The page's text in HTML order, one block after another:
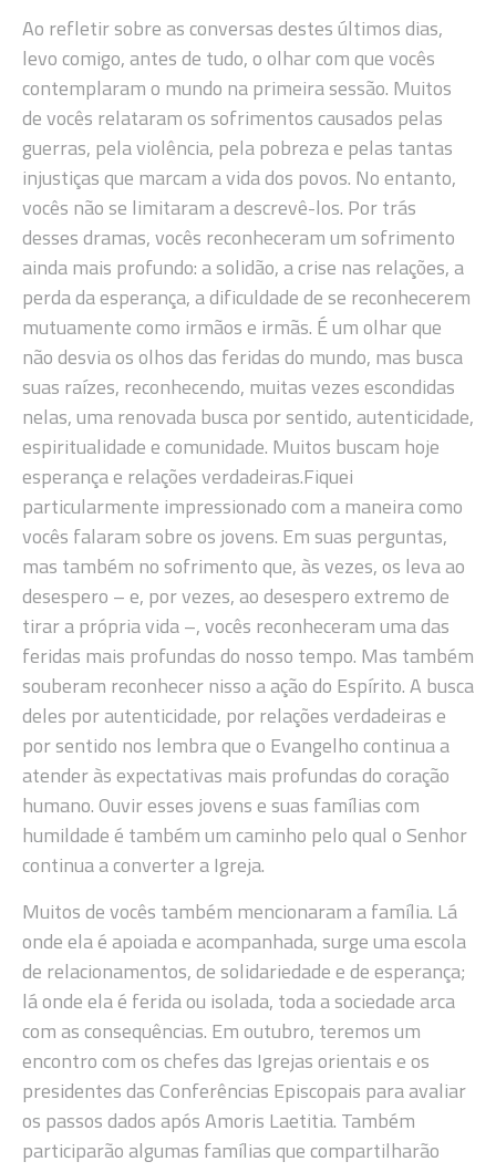
Ao refletir sobre as conversas destes últimos dias,
levo comigo, antes de tudo, o olhar com que vocês
contemplaram o mundo na primeira sessão. Muitos
de vocês relataram os sofrimentos causados pelas
guerras, pela violência, pela pobreza e pelas tantas
injustiças que marcam a vida dos povos. No entanto,
vocês não se limitaram a descrevê-los. Por trás
desses dramas, vocês reconheceram um sofrimento
ainda mais profundo: a solidão, a crise nas relações, a
perda da esperança, a dificuldade de se reconhecerem
mutuamente como irmãos e irmãs. É um olhar que
não desvia os olhos das feridas do mundo, mas busca
suas raízes, reconhecendo, muitas vezes escondidas
nelas, uma renovada busca por sentido, autenticidade,
espiritualidade e comunidade. Muitos buscam hoje
esperança e relações verdadeiras.Fiquei
particularmente impressionado com a maneira como
vocês falaram sobre os jovens. Em suas perguntas,
mas também no sofrimento que, às vezes, os leva ao
desespero – e, por vezes, ao desespero extremo de
tirar a própria vida –, vocês reconheceram uma das
feridas mais profundas do nosso tempo. Mas também
souberam reconhecer nisso a ação do Espírito. A busca
deles por autenticidade, por relações verdadeiras e
por sentido nos lembra que o Evangelho continua a
atender às expectativas mais profundas do coração
humano. Ouvir esses jovens e suas famílias com
humildade é também um caminho pelo qual o Senhor
continua a converter a Igreja.
Muitos de vocês também mencionaram a família. Lá
onde ela é apoiada e acompanhada, surge uma escola
de relacionamentos, de solidariedade e de esperança;
lá onde ela é ferida ou isolada, toda a sociedade arca
com as consequências. Em outubro, teremos um
encontro com os chefes das Igrejas orientais e os
presidentes das Conferências Episcopais para avaliar
os passos dados após Amoris Laetitia. Também
participarão algumas famílias que compartilharão